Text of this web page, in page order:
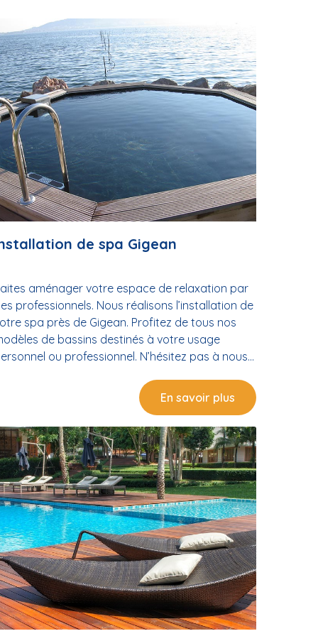
de spa Gigean
aménager votre espace de relaxation par
professionnels. Nous réalisons l’installation de
spa près de Gigean. Profitez de tous nos
de bassins destinés à votre usage
ou professionnel. N’hésitez pas à nous
réalisée dans les plus brefs délais.
en installations de spas Créez un
de détente résistant et performant en
sur l’intervention de nos professionnels.
intervenons effectuons l’installation de votre
traditionnel, mais aussi les appareils les plus
Installateur de spas extérieurs et
Profitez de votre spa en extérieur
à l’intérieur grâce aux prestations de nos
Nous maîtrisons toutes les
d’aménagement de vos bassins.
entre la pose en dalle, semi-enterrée ou
pour votre espace de détente. Chaque
tient compte des contraintes du sol.
assurons ainsi la durabilité de vos
En savoir plus